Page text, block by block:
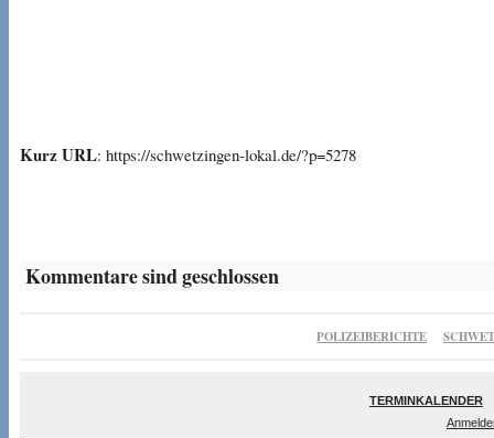
Kurz URL: https://schwetzingen-lokal.de/?p=5278
Kommentare sind geschlossen
POLIZEIBERICHTE
TERMINKALENDER